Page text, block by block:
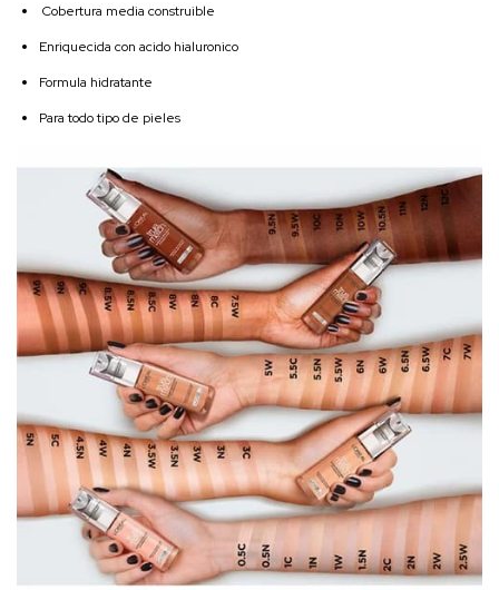
Cobertura media construible
Enriquecida con acido hialuronico
Formula hidratante
Para todo tipo de pieles